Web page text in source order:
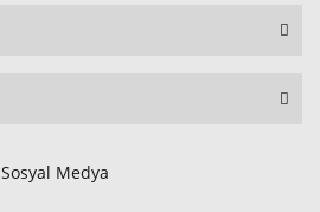
Sosyal Medya